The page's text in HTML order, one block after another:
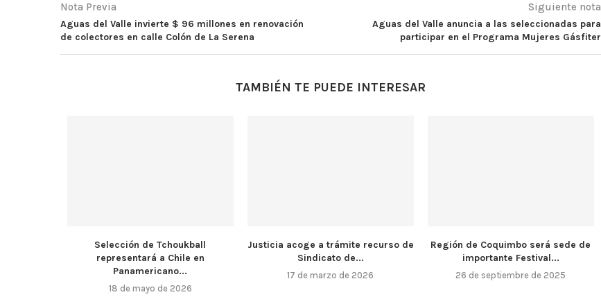
Nota Previa
Aguas del Valle invierte $ 96 millones en renovación
de colectores en calle Colón de La Serena
Siguiente nota
Aguas del Valle anuncia a las seleccionadas para
participar en el Programa Mujeres Gásfiter
TAMBIÉN TE PUEDE INTERESAR
Selección de Tchoukball
representará a Chile en
Panamericano...
18 de mayo de 2026
Justicia acoge a trámite recurso de
Sindicato de...
17 de marzo de 2026
Región de Coquimbo será sede de
importante Festival...
26 de septiembre de 2025